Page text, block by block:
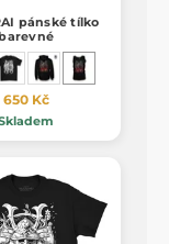
pánské tílko
650 Kč